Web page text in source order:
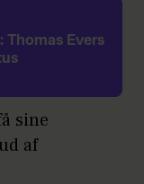
Evers
sine
af